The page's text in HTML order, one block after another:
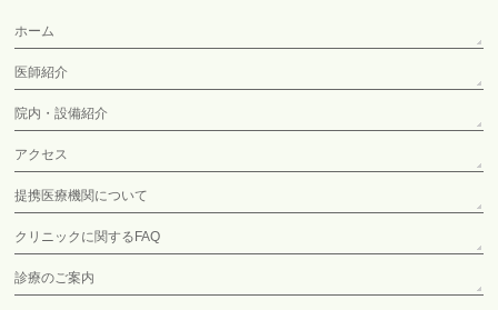
ホーム
医師紹介
院内・設備紹介
アクセス
提携医療機関について
クリニックに関するFAQ
診療のご案内